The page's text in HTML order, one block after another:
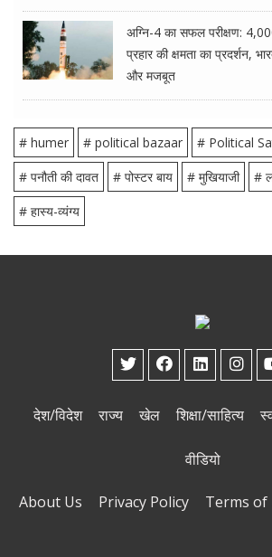
अग्नि-4 का सफल परीक्षण:
प्रहार की क्षमता का प्रदर्शन,
और मजबूत
# humer # political bazaar # Political
# पनौती की दावत
# पोस्टर बाय # मुखियाजी
#
# हास्य-व्यंग्य
देश/विदेश राज्य खेल शिक्षा/साहित्य
वीडियो
About Us Privacy Policy Terms of